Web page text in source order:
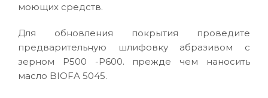
моющих средств.
Для обновления покрытия проведите
предварительную шлифовку абразивом с
зерном Р500 -Р600. прежде чем наносить
масло BIOFA 5045.